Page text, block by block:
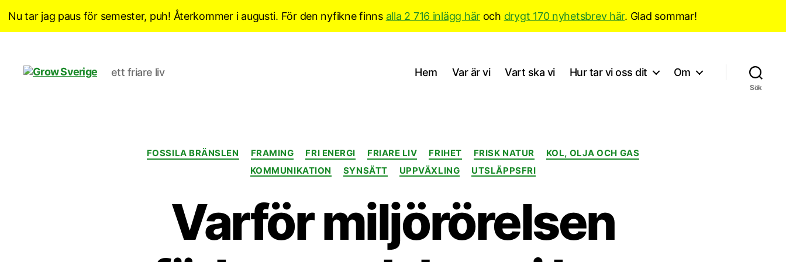
Nu tar jag paus för semester, puh! Återkommer i augusti. För den nyfikne finns alla 2 716 inlägg här och drygt 170 nyhetsbrev här. Glad sommar!
ett friare liv Hem Var är vi Vart ska vi Hur tar vi oss dit Om
Sök
Kategorier
FOSSILA BRÄNSLEN FRAMING FRI ENERGI FRIARE LIV FRIHET FRISK NATUR
KOL, OLJA OCH GAS
KOMMUNIKATION
SYNSÄTT UPPVÄXLING UTSLÄPPSFRI
Varför miljörörelsen